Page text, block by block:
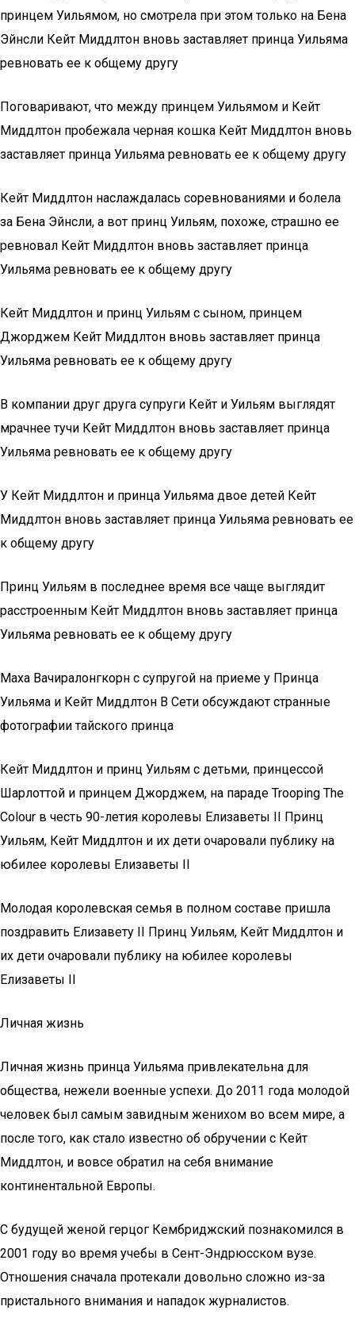
принцем Уильямом, но смотрела при этом только на Бена
Эйнсли Кейт Миддлтон вновь заставляет принца Уильяма
ревновать ее к общему другу
Поговаривают, что между принцем Уильямом и Кейт
Миддлтон пробежала черная кошка Кейт Миддлтон вновь
заставляет принца Уильяма ревновать ее к общему другу
Кейт Миддлтон наслаждалась соревнованиями и болела
за Бена Эйнсли, а вот принц Уильям, похоже, страшно ее
ревновал Кейт Миддлтон вновь заставляет принца
Уильяма ревновать ее к общему другу
Кейт Миддлтон и принц Уильям с сыном, принцем
Джорджем Кейт Миддлтон вновь заставляет принца
Уильяма ревновать ее к общему другу
В компании друг друга супруги Кейт и Уильям выглядят
мрачнее тучи Кейт Миддлтон вновь заставляет принца
Уильяма ревновать ее к общему другу
У Кейт Миддлтон и принца Уильяма двое детей Кейт
Миддлтон вновь заставляет принца Уильяма ревновать ее
к общему другу
Принц Уильям в последнее время все чаще выглядит
расстроенным Кейт Миддлтон вновь заставляет принца
Уильяма ревновать ее к общему другу
Маха Вачиралонгкорн с супругой на приеме у Принца
Уильяма и Кейт Миддлтон В Сети обсуждают странные
фотографии тайского принца
Кейт Миддлтон и принц Уильям с детьми, принцессой
Шарлоттой и принцем Джорджем, на параде Trooping The
Colour в честь 90-летия королевы Елизаветы II Принц
Уильям, Кейт Миддлтон и их дети очаровали публику на
юбилее королевы Елизаветы II
Молодая королевская семья в полном составе пришла
поздравить Елизавету II Принц Уильям, Кейт Миддлтон и
их дети очаровали публику на юбилее королевы
Елизаветы II
Личная жизнь
Личная жизнь принца Уильяма привлекательна для
общества, нежели военные успехи. До 2011 года молодой
человек был самым завидным женихом во всем мире, а
после того, как стало известно об обручении с Кейт
Миддлтон, и вовсе обратил на себя внимание
континентальной Европы.
С будущей женой герцог Кембриджский познакомился в
2001 году во время учебы в Сент-Эндрюсском вузе.
Отношения сначала протекали довольно сложно из-за
пристального внимания и нападок журналистов.